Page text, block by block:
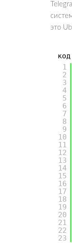
это
код
1
2
3
4
5
6
7
8
9
10
11
12
13
14
15
16
17
18
19
20
21
22
23